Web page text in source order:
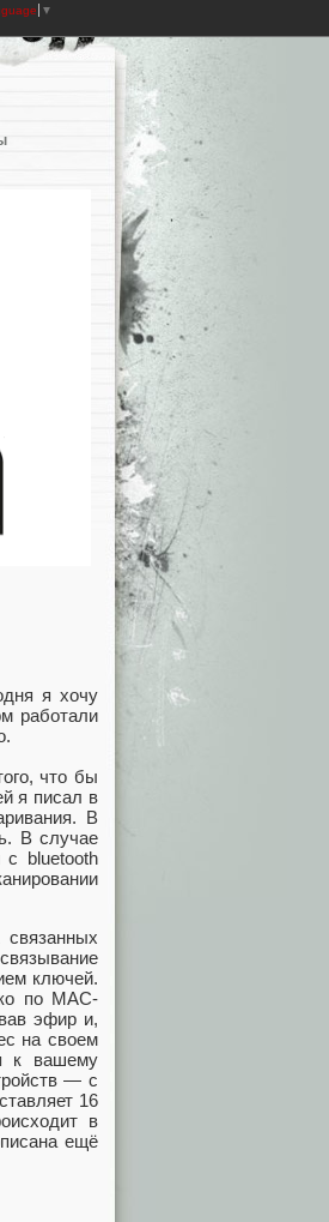
▼
я хочу
работали
что бы
я писал в
В
В случае
bluetooth
ключей.
по MAC-
эфир и,
на своем
к вашему
— с
16
в
ещё